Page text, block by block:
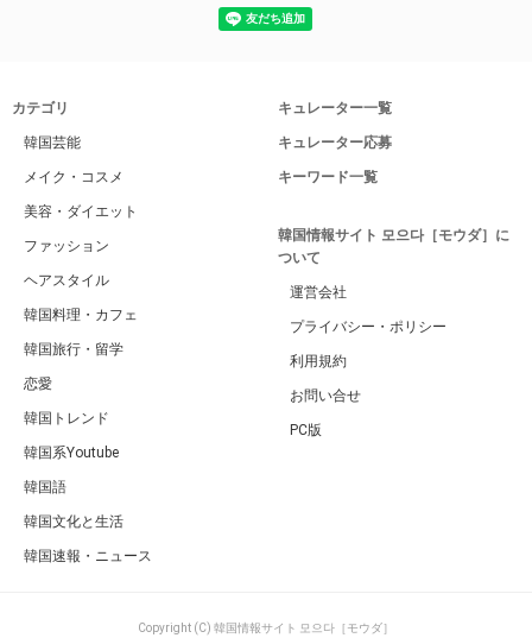
カテゴリ
韓国芸能
メイク・コスメ
美容・ダイエット
ファッション
ヘアスタイル
韓国料理・カフェ
韓国旅行・留学
恋愛
韓国トレンド
韓国系Youtube
韓国語
韓国文化と生活
韓国速報・ニュース
キュレーター一覧
キュレーター応募
キーワード一覧
韓国情報サイト 모으다［モウダ］に
ついて
運営会社
プライバシー・ポリシー
利用規約
お問い合せ
PC版
Copyright (C) 韓国情報サイト 모으다［モウダ］